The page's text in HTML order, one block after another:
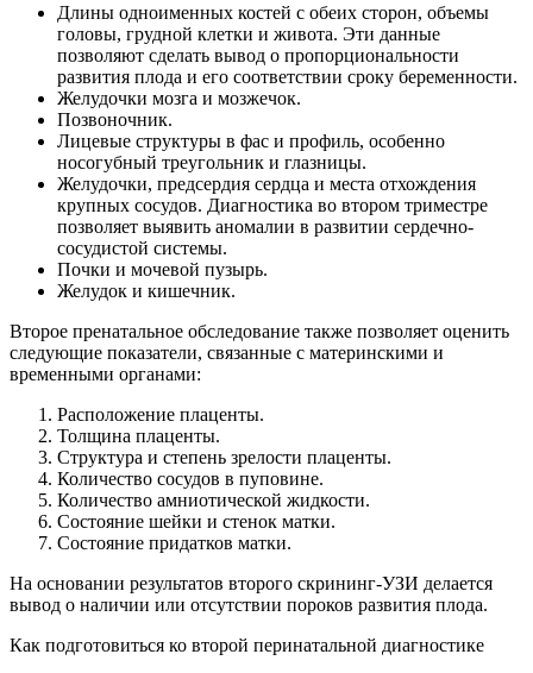
Длины одноименных костей с обеих сторон, объемы
головы, грудной клетки и живота. Эти данные
позволяют сделать вывод о пропорциональности
развития плода и его соответствии сроку беременности.
Желудочки мозга и мозжечок.
Позвоночник.
Лицевые структуры в фас и профиль, особенно
носогубный треугольник и глазницы.
Желудочки, предсердия сердца и места отхождения
крупных сосудов. Диагностика во втором триместре
позволяет выявить аномалии в развитии сердечно-
сосудистой системы.
Почки и мочевой пузырь.
Желудок и кишечник.
Второе пренатальное обследование также позволяет оценить
следующие показатели, связанные с материнскими и
временными органами:
Расположение плаценты.
Толщина плаценты.
Структура и степень зрелости плаценты.
Количество сосудов в пуповине.
Количество амниотической жидкости.
Состояние шейки и стенок матки.
Состояние придатков матки.
На основании результатов второго скрининг-УЗИ делается
вывод о наличии или отсутствии пороков развития плода.
Как подготовиться ко второй перинатальной диагностике